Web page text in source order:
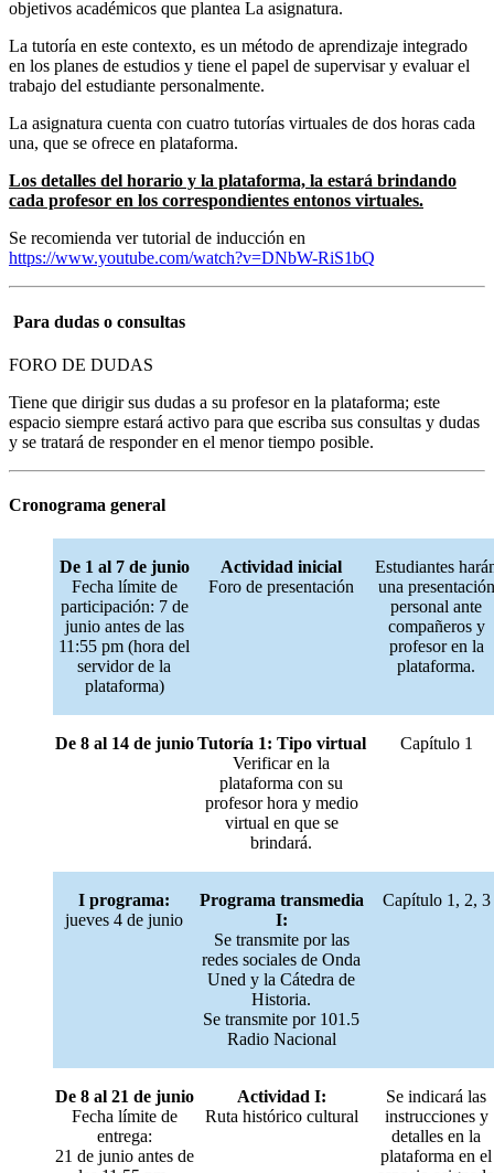
objetivos académicos que plantea La asignatura.
La tutoría en este contexto, es un método de aprendizaje integrado
en los planes de estudios y tiene el papel de supervisar y evaluar el
trabajo del estudiante personalmente.
La asignatura cuenta con cuatro tutorías virtuales de dos horas cada
una, que se ofrece en plataforma.
Los detalles del horario y la plataforma, la estará brindando
cada profesor en los correspondientes entonos virtuales.
Se recomienda ver tutorial de inducción en
https://www.youtube.com/watch?v=DNbW-RiS1bQ
Para dudas o consultas
FORO DE DUDAS
Tiene que dirigir sus dudas a su profesor en la plataforma; este
espacio siempre estará activo para que escriba sus consultas y dudas
y se tratará de responder en el menor tiempo posible.
Cronograma general
De 1 al 7 de junio
Fecha límite de
participación: 7 de
junio antes de las
11:55 pm (hora del
servidor de la
plataforma)
Actividad inicial
Foro de presentación
Estudiantes
una presentación
personal ante
compañeros y
profesor en la
plataforma.
De 8 al 14 de junio Tutoría 1: Tipo virtual
Verificar en la
plataforma con su
profesor hora y medio
virtual en que se
brindará.
Capítulo 1
I programa:
jueves 4 de junio
Programa transmedia
I:
Se transmite por las
redes sociales de Onda
Uned y la Cátedra de
Historia.
Se transmite por 101.5
Radio Nacional
Capítulo 1, 2, 3
De 8 al 21 de junio
Fecha límite de
entrega:
21 de junio antes de
Actividad I:
Ruta histórico cultural
Se indicará las
instrucciones y
detalles en la
plataforma en el